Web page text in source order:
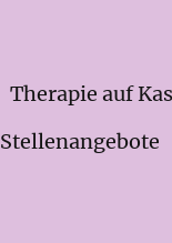
Therapie auf
Stellenangebote